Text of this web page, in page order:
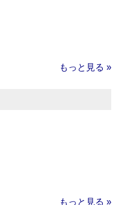
もっと見る »
もっと見る »